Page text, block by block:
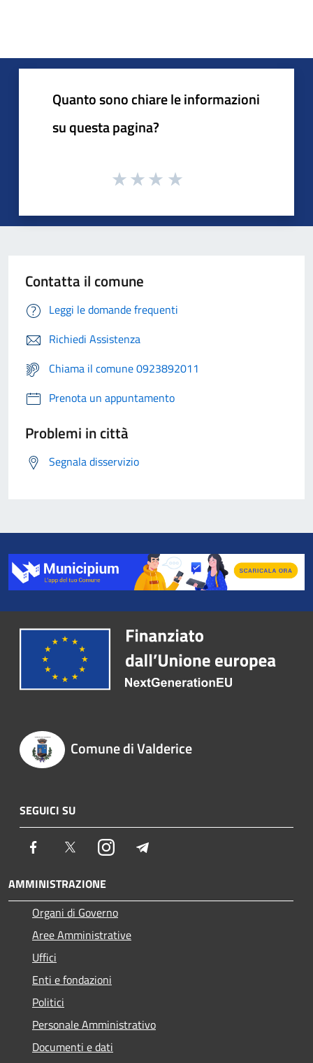
Quanto sono chiare le informazioni
su questa pagina?
Contatta il comune
Leggi le domande frequenti
Richiedi Assistenza
Chiama il comune 0923892011
Prenota un appuntamento
Problemi in città
Segnala disservizio
Comune di Valderice
SEGUICI SU
Facebook TwitterInstagram
AMMINISTRAZIONE
Organi di Governo
Aree Amministrative
Uffici
Enti e fondazioni
Politici
Personale Amministrativo
Documenti e dati